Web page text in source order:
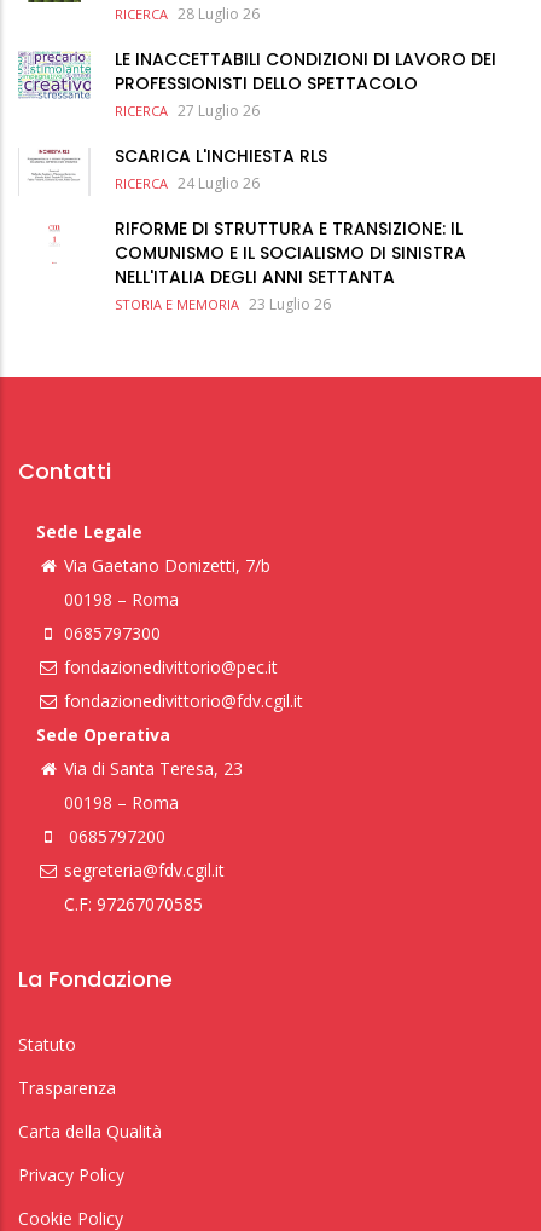
RICERCA 28 Luglio 26
LE INACCETTABILI CONDIZIONI DI LAVORO DEI
PROFESSIONISTI DELLO SPETTACOLO
RICERCA 27 Luglio 26
SCARICA L'INCHIESTA RLS
RICERCA 24 Luglio 26
RIFORME DI STRUTTURA E TRANSIZIONE: IL
COMUNISMO E IL SOCIALISMO DI SINISTRA
NELL'ITALIA DEGLI ANNI SETTANTA
STORIA E MEMORIA 23 Luglio 26
Contatti
Sede Legale
Via Gaetano Donizetti, 7/b
00198 – Roma
0685797300
fondazionedivittorio@pec.it
fondazionedivittorio@fdv.cgil.it
Sede Operativa
Via di Santa Teresa, 23
00198 – Roma
0685797200
segreteria@fdv.cgil.it
C.F: 97267070585
La Fondazione
Statuto
Trasparenza
Carta della Qualità
Privacy Policy
Cookie Policy